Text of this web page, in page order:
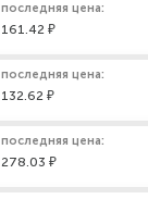
последняя цена:
161.42 ₽
последняя цена:
132.62 ₽
последняя цена:
278.03 ₽